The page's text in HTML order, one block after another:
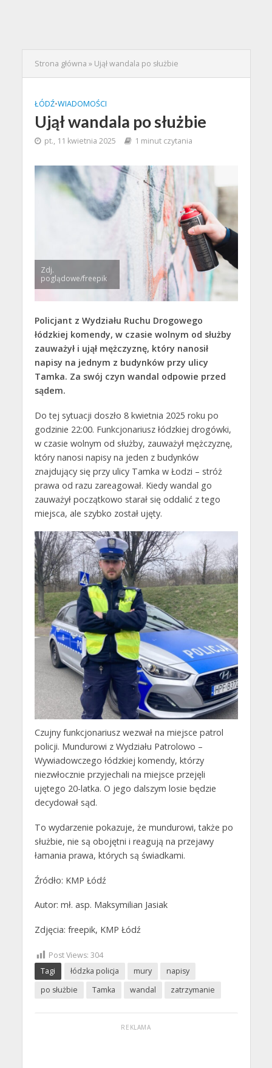
Strona główna » Ujął wandala po służbie
ŁÓDŹ•WIADOMOŚCI
Ujął wandala po służbie
pt., 11 kwietnia 2025 1 minut czytania
Zdj.
poglądowe/freepik
Policjant z Wydziału Ruchu Drogowego
łódzkiej komendy, w czasie wolnym od służby
zauważył i ujął mężczyznę, który nanosił
napisy na jednym z budynków przy ulicy
Tamka. Za swój czyn wandal odpowie przed
sądem.
Do tej sytuacji doszło 8 kwietnia 2025 roku po
godzinie 22:00. Funkcjonariusz łódzkiej drogówki,
w czasie wolnym od służby, zauważył mężczyznę,
który nanosi napisy na jeden z budynków
znajdujący się przy ulicy Tamka w Łodzi – stróż
prawa od razu zareagował. Kiedy wandal go
zauważył początkowo starał się oddalić z tego
miejsca, ale szybko został ujęty.
Czujny funkcjonariusz wezwał na miejsce patrol
policji. Mundurowi z Wydziału Patrolowo –
Wywiadowczego łódzkiej komendy, którzy
niezwłocznie przyjechali na miejsce przejęli
ujętego 20-latka. O jego dalszym losie będzie
decydował sąd.
To wydarzenie pokazuje, że mundurowi, także po
służbie, nie są obojętni i reagują na przejawy
łamania prawa, których są świadkami.
Źródło: KMP Łódź
Autor: mł. asp. Maksymilian Jasiak
Zdjęcia: freepik, KMP Łódź
Post Views: 304
Tagi
łódzka policja mury
napisy
po służbie
Tamka wandal zatrzymanie
REKLAMA